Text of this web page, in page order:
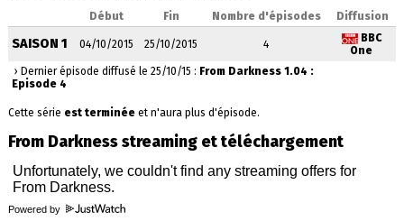
Début Fin Nombre d'épisodes Diffusion
SAISON 1 04/10/2015 25/10/2015 4
BBC
One
› Dernier épisode diffusé le 25/10/15 : From Darkness 1.04 :
Episode 4
Cette série est terminéeet n'aura plus d'épisode.
From Darkness streaming et téléchargement
Powered by